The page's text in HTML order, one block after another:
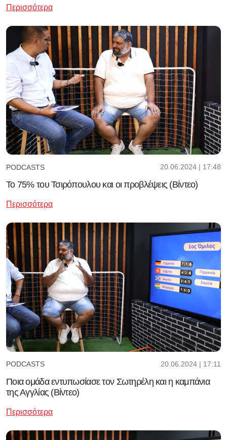
Περισσότερα
PODCASTS 20.06.2024 | 17:48
Το 75% του Τσιρόπουλου και οι προβλέψεις (Βίντεο)
Περισσότερα
PODCASTS 20.06.2024 | 17:11
Ποια ομάδα εντυπωσίασε τον Σωτηρέλη και η καμπάνια
της Αγγλίας (Βίντεο)
Περισσότερα